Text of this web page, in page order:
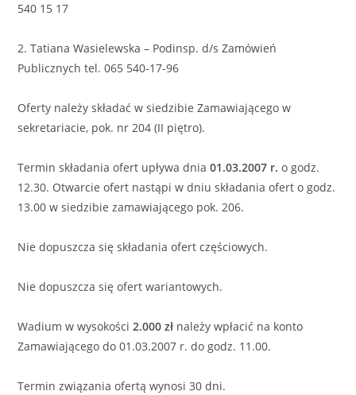
540 15 17
2. Tatiana Wasielewska – Podinsp. d/s Zamówień
Publicznych tel. 065 540-17-96
Oferty należy składać w siedzibie Zamawiającego w
sekretariacie, pok. nr 204 (II piętro).
Termin składania ofert upływa dnia01.03.2007 r. o godz.
12.30. Otwarcie ofert nastąpi w dniu składania ofert o godz.
13.00 w siedzibie zamawiającego pok. 206.
Nie dopuszcza się składania ofert częściowych.
Nie dopuszcza się ofert wariantowych.
Wadium w wysokości2.000 zł należy wpłacić na konto
Zamawiającego do 01.03.2007 r. do godz. 11.00.
Termin związania ofertą wynosi 30 dni.